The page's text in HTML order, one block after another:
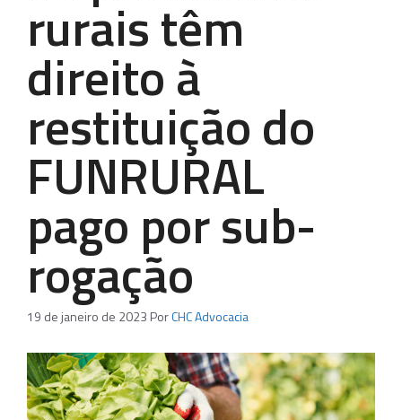
rurais têm
direito à
restituição do
FUNRURAL
pago por sub-
rogação
19 de janeiro de 2023 PorCHC Advocacia